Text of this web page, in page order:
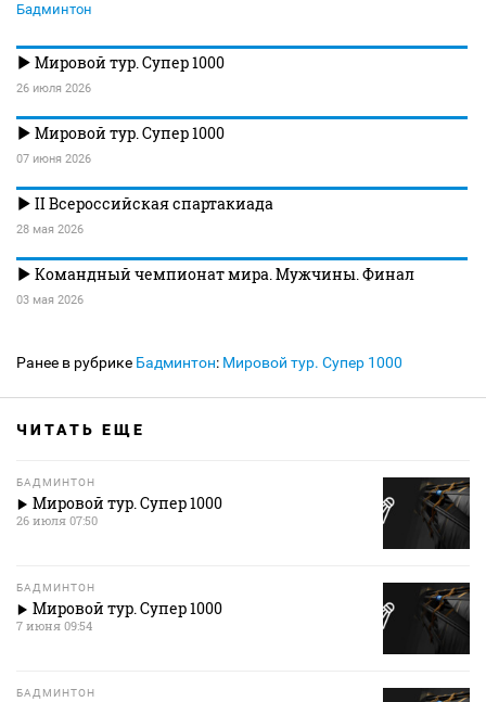
Бадминтон
Мировой тур. Супер 1000
26 июля 2026
Мировой тур. Супер 1000
07 июня 2026
II Всероссийская спартакиада
28 мая 2026
Командный чемпионат мира. Мужчины. Финал
03 мая 2026
Ранее в рубрике Бадминтон: Мировой тур. Супер 1000
ЧИТАТЬ ЕЩЕ
БАДМИНТОН
Мировой тур. Супер 1000
26 июля 07:50
БАДМИНТОН
Мировой тур. Супер 1000
7 июня 09:54
БАДМИНТОН